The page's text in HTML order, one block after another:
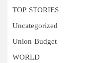
TOP STORIES
Uncategorized
Union Budget
WORLD